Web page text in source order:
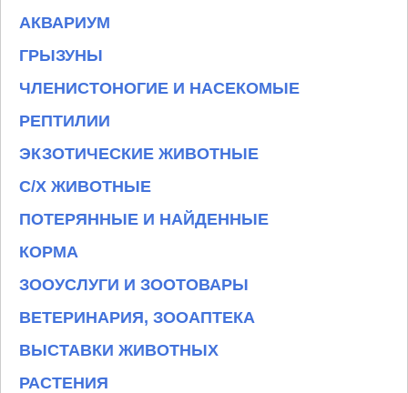
АКВАРИУМ
ГРЫЗУНЫ
ЧЛЕНИСТОНОГИЕ И НАСЕКОМЫЕ
РЕПТИЛИИ
ЭКЗОТИЧЕСКИЕ ЖИВОТНЫЕ
С/Х ЖИВОТНЫЕ
ПОТЕРЯННЫЕ И НАЙДЕННЫЕ
КОРМА
ЗООУСЛУГИ И ЗООТОВАРЫ
ВЕТЕРИНАРИЯ, ЗООАПТЕКА
ВЫСТАВКИ ЖИВОТНЫХ
РАСТЕНИЯ